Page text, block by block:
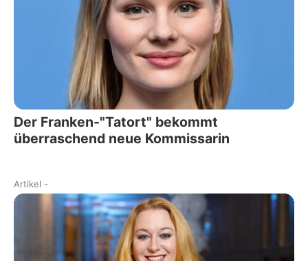
Der Franken-"Tatort" bekommt
überraschend neue Kommissarin
Artikel -